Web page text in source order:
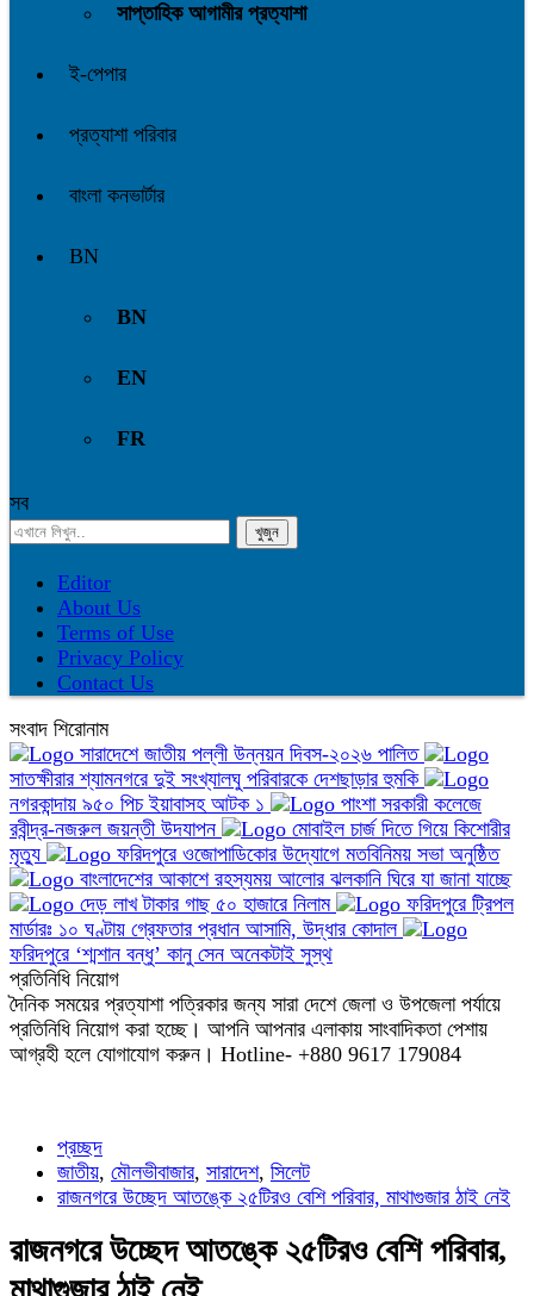
সাপ্তাহিক আগামীর প্রত্যাশা
ই-পেপার
প্রত্যাশা পরিবার
বাংলা কনভার্টার
BN
BN
EN
FR
সব
Editor
About Us
Terms of Use
Privacy Policy
Contact Us
সংবাদ শিরোনাম
সারাদেশে জাতীয় পল্লী উন্নয়ন দিবস-২০২৬ পালিত
সাতক্ষীরার শ্যামনগরে দুই সংখ্যালঘু পরিবারকে দেশছাড়ার হুমকি
নগরকান্দায় ৯৫০ পিচ ইয়াবাসহ আটক ১
পাংশা সরকারী কলেজে
রবীন্দ্র-নজরুল জয়ন্তী উদযাপন
মোবাইল চার্জ দিতে গিয়ে কিশোরীর
মৃত্যু
ফরিদপুরে ওজোপাডিকোর উদ্যোগে মতবিনিময় সভা অনুষ্ঠিত
বাংলাদেশের আকাশে রহস্যময় আলোর ঝলকানি ঘিরে যা জানা যাচ্ছে
দেড় লাখ টাকার গাছ ৫০ হাজারে নিলাম
ফরিদপুরে ট্রিপল
মার্ডারঃ ১০ ঘণ্টায় গ্রেফতার প্রধান আসামি, উদ্ধার কোদাল
ফরিদপুরে ‘শ্মশান বন্ধু’ কানু সেন অনেকটাই সুস্থ
প্রতিনিধি নিয়োগ
দৈনিক সময়ের প্রত্যাশা পত্রিকার জন্য সারা দেশে জেলা ও উপজেলা পর্যায়ে
প্রতিনিধি নিয়োগ করা হচ্ছে। আপনি আপনার এলাকায় সাংবাদিকতা পেশায়
আগ্রহী হলে যোগাযোগ করুন। Hotline- +880 9617 179084
প্রচ্ছদ
জাতীয়, মৌলভীবাজার, সারাদেশ, সিলেট
রাজনগরে উচ্ছেদ আতঙ্কে ২৫টিরও বেশি পরিবার, মাথাগুজার ঠাই নেই
রাজনগরে উচ্ছেদ আতঙ্কে ২৫টিরও বেশি পরিবার,